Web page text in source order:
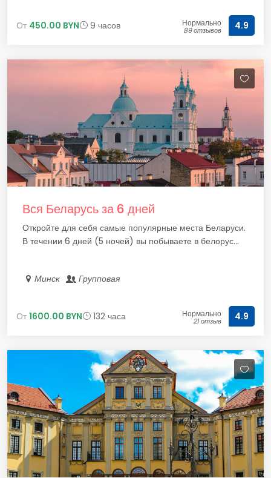
От 450.00 BYN 9 часов Нормально
89 отзывов 4.9
Вся Беларусь за 6 дней
Откройте для себя самые популярные места Беларуси.
В течении 6 дней (5 ночей) вы побываете в белорус...
Минск Групповая
От 1600.00 BYN 132 часа Нормально
21 отзыв 4.9